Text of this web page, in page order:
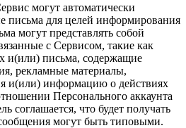
могут автоматически
письма для целей информирования
могут представлять собой
с Сервисом, такие как
и(или) письма, содержащие
рекламные материалы,
и(или) информацию о действиях
Персонального аккаунта
соглашается, что будет получать
могут быть типовыми.